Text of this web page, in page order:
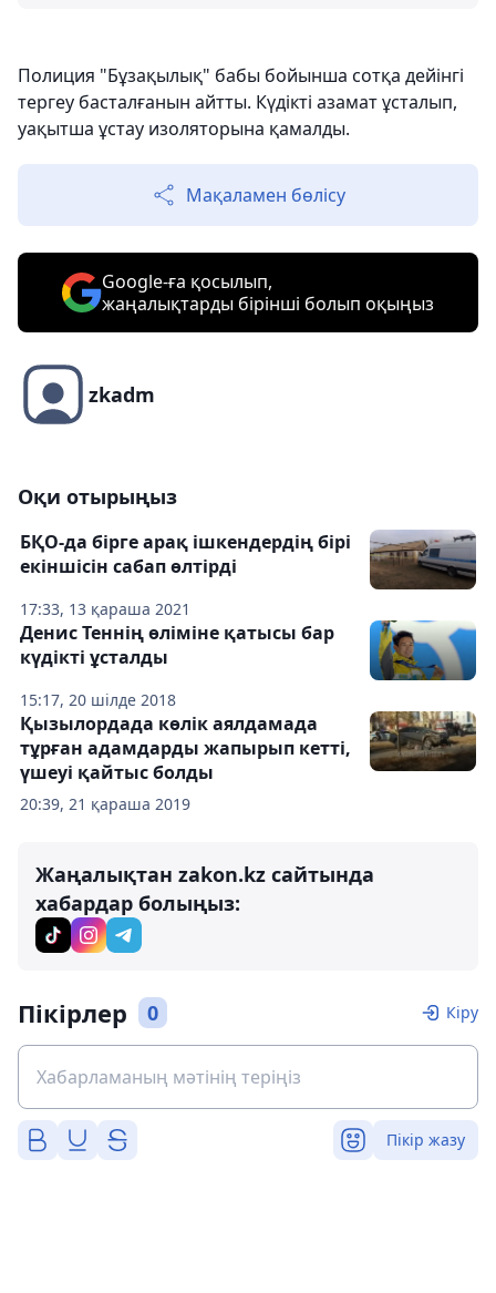
Полиция "Бұзақылық" бабы бойынша сотқа дейінгі
тергеу басталғанын айтты. Күдікті азамат ұсталып,
уақытша ұстау изоляторына қамалды.
Мақаламен бөлісу
Google-ға қосылып,
жаңалықтарды бірінші болып оқыңыз
zkadm
Оқи отырыңыз
17:33, 13 қараша 2021
БҚО-да бірге арақ ішкендердің бірі
екіншісін сабап өлтірді
15:17, 20 шілде 2018
Денис Теннің өліміне қатысы бар
күдікті ұсталды
20:39, 21 қараша 2019
Қызылордада көлік аялдамада
тұрған адамдарды жапырып кетті,
үшеуі қайтыс болды
Жаңалықтан zakon.kz сайтында
хабардар болыңыз:
Пікірлер 0 Кіру
Пікір жазу